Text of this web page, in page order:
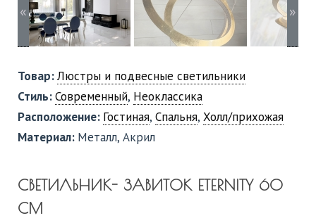
« »
Товар:Люстры и подвесные светильники
Стиль:Современный, Неоклассика
Расположение: Гостиная, Спальня, Холл/прихожая
Материал: Металл, Акрил
СВЕТИЛЬНИК- ЗАВИТОК ETERNITY 60
СМ